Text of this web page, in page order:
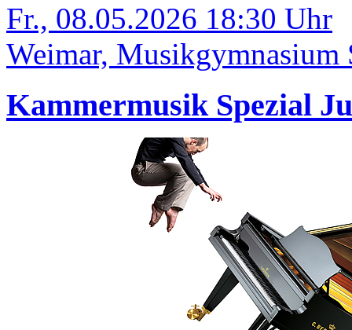
Fr., 08.05.2026 18:30 Uhr
Weimar, Musikgymnasium
Kammermusik Spezial